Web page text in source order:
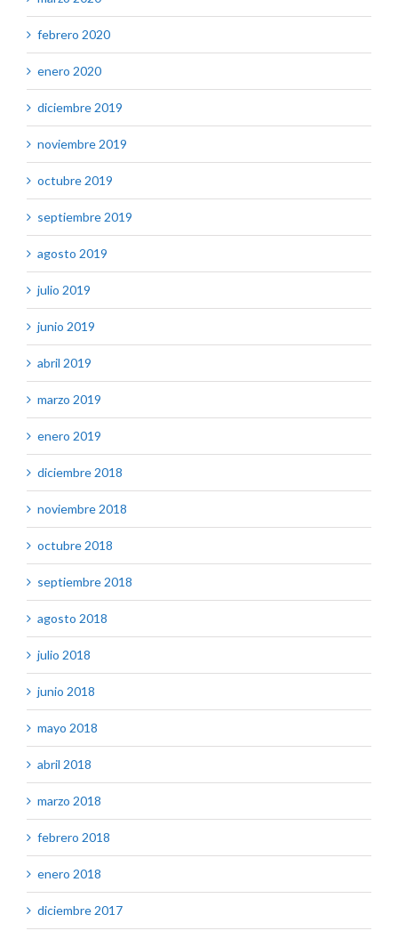
febrero 2020
enero 2020
diciembre 2019
noviembre 2019
octubre 2019
septiembre 2019
agosto 2019
julio 2019
junio 2019
abril 2019
marzo 2019
enero 2019
diciembre 2018
noviembre 2018
octubre 2018
septiembre 2018
agosto 2018
julio 2018
junio 2018
mayo 2018
abril 2018
marzo 2018
febrero 2018
enero 2018
diciembre 2017